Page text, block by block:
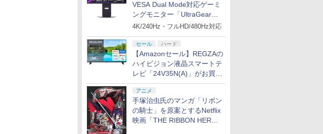
VESA Dual Mode対応ゲーミ
ングモニター「UltraGear
27G850A-B」がお買い得！
4K/240Hz・フルHD/480Hz対応
セール ハード
【Amazonセール】REGZAの
ハイビジョン液晶スマートテ
レビ「24V35N(A)」がお買い
得！
アニメ
手塚治虫氏のマンガ「リボン
の騎士」を原案とするNetflix
映画「THE RIBBON HERO